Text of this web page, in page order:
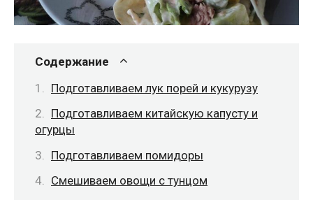
Содержание
Подготавливаем лук порей и кукурузу
Подготавливаем китайскую капусту и
огурцы
Подготавливаем помидоры
Смешиваем овощи с тунцом